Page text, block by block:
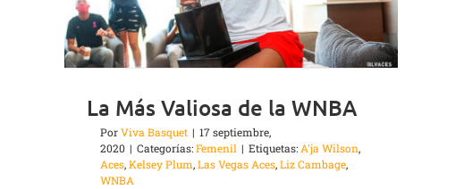
La Más Valiosa de la WNBA
PorViva Basquet | 17 septiembre,
2020 | Categorías:Femenil | Etiquetas:A'ja Wilson,
Aces,Kelsey Plum,Las Vegas Aces,Liz Cambage,
WNBA